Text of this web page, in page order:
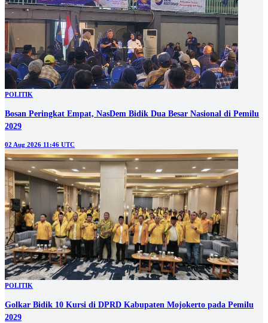
POLITIK
Bosan Peringkat Empat, NasDem Bidik Dua Besar Nasional di Pemilu
2029
02 Aug 2026 11:46 UTC
POLITIK
Golkar Bidik 10 Kursi di DPRD Kabupaten Mojokerto pada Pemilu
2029